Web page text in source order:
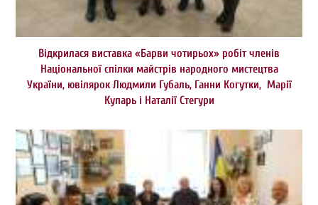
Відкрилася виставка «Барви чотирьох» робіт членів
Національної спілки майстрів народного мистецтва
України, ювілярок Людмили Губаль, Ганни Когутки, Марії
Купарь і Наталії Стегури